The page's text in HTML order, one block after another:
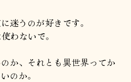
迷うのが好きです。
わないで。
か、それとも異世界ってか
のか。